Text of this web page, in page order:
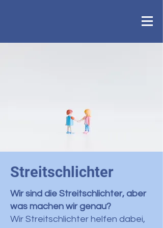
Streitschlichter
Wir sind die Streitschlichter, aber
was machen wir genau?
Wir Streitschlichter helfen dabei,